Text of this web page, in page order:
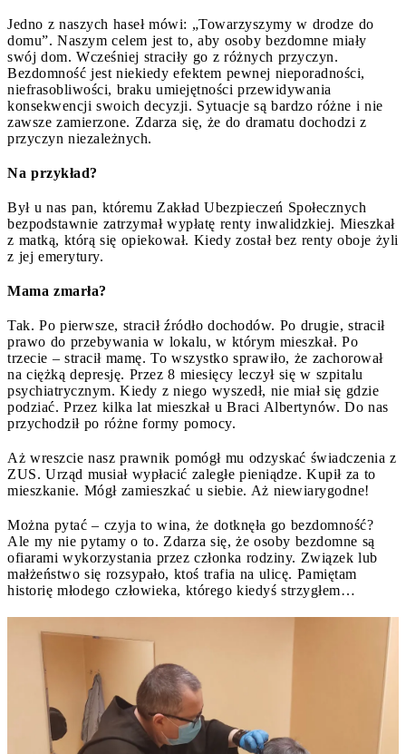
Jedno z naszych haseł mówi: „Towarzyszymy w drodze do
domu”. Naszym celem jest to, aby osoby bezdomne miały
swój dom. Wcześniej straciły go z różnych przyczyn.
Bezdomność jest niekiedy efektem pewnej nieporadności,
niefrasobliwości, braku umiejętności przewidywania
konsekwencji swoich decyzji. Sytuacje są bardzo różne i nie
zawsze zamierzone. Zdarza się, że do dramatu dochodzi z
przyczyn niezależnych.
Na przykład?
Był u nas pan, któremu Zakład Ubezpieczeń Społecznych
bezpodstawnie zatrzymał wypłatę renty inwalidzkiej. Mieszkał
z matką, którą się opiekował. Kiedy został bez renty oboje żyli
z jej emerytury.
Mama zmarła?
Tak. Po pierwsze, stracił źródło dochodów. Po drugie, stracił
prawo do przebywania w lokalu, w którym mieszkał. Po
trzecie – stracił mamę. To wszystko sprawiło, że zachorował
na ciężką depresję. Przez 8 miesięcy leczył się w szpitalu
psychiatrycznym. Kiedy z niego wyszedł, nie miał się gdzie
podziać. Przez kilka lat mieszkał u Braci Albertynów. Do nas
przychodził po różne formy pomocy.
Aż wreszcie nasz prawnik pomógł mu odzyskać świadczenia z
ZUS. Urząd musiał wypłacić zaległe pieniądze. Kupił za to
mieszkanie. Mógł zamieszkać u siebie. Aż niewiarygodne!
Można pytać – czyja to wina, że dotknęła go bezdomność?
Ale my nie pytamy o to. Zdarza się, że osoby bezdomne są
ofiarami wykorzystania przez członka rodziny. Związek lub
małżeństwo się rozsypało, ktoś trafia na ulicę. Pamiętam
historię młodego człowieka, którego kiedyś strzygłem…